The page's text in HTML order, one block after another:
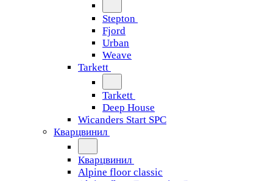
Stepton
Fjord
Urban
Weave
Tarkett
Tarkett
Deep House
Wicanders Start SPC
Кварцвинил
Кварцвинил
Alpine floor classic